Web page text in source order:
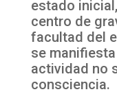
estado
centro de
facultad del
se
actividad no
consciencia.